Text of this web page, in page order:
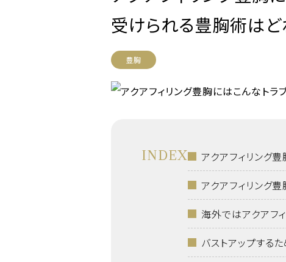
受けられる豊胸術はど
豊胸
INDEX
アクアフィリング豊
アクアフィリング
海外ではアクアフ
バストアップする